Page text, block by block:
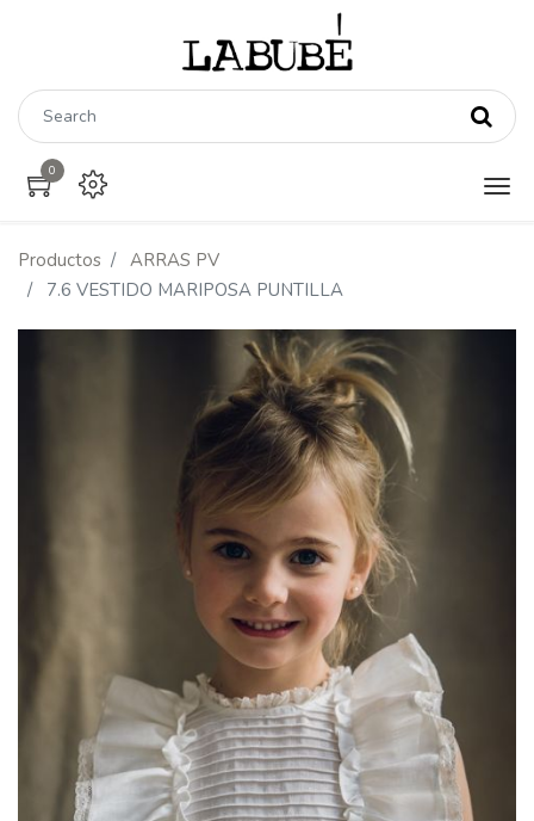
0
Productos
ARRAS PV
7.6 VESTIDO MARIPOSA PUNTILLA